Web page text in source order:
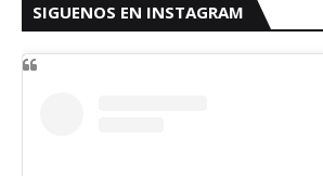
SIGUENOS EN INSTAGRAM